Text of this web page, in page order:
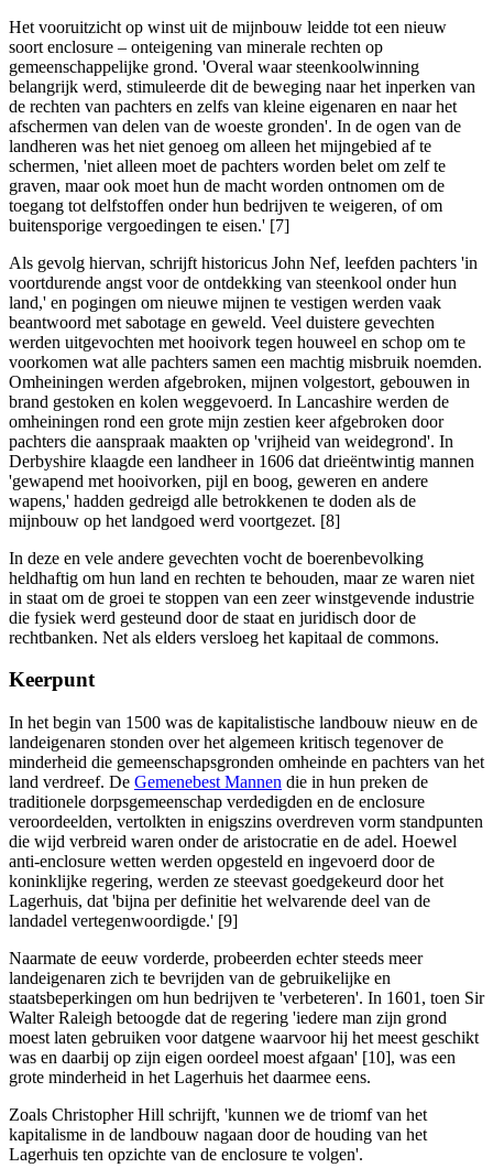
Het vooruitzicht op winst uit de mijnbouw leidde tot een nieuw
soort enclosure – onteigening van minerale rechten op
gemeenschappelijke grond. 'Overal waar steenkoolwinning
belangrijk werd, stimuleerde dit de beweging naar het inperken van
de rechten van pachters en zelfs van kleine eigenaren en naar het
afschermen van delen van de woeste gronden'. In de ogen van de
landheren was het niet genoeg om alleen het mijngebied af te
schermen, 'niet alleen moet de pachters worden belet om zelf te
graven, maar ook moet hun de macht worden ontnomen om de
toegang tot delfstoffen onder hun bedrijven te weigeren, of om
buitensporige vergoedingen te eisen.' [7]
Als gevolg hiervan, schrijft historicus John Nef, leefden pachters 'in
voortdurende angst voor de ontdekking van steenkool onder hun
land,' en pogingen om nieuwe mijnen te vestigen werden vaak
beantwoord met sabotage en geweld. Veel duistere gevechten
werden uitgevochten met hooivork tegen houweel en schop om te
voorkomen wat alle pachters samen een machtig misbruik noemden.
Omheiningen werden afgebroken, mijnen volgestort, gebouwen in
brand gestoken en kolen weggevoerd. In Lancashire werden de
omheiningen rond een grote mijn zestien keer afgebroken door
pachters die aanspraak maakten op 'vrijheid van weidegrond'. In
Derbyshire klaagde een landheer in 1606 dat drieëntwintig mannen
'gewapend met hooivorken, pijl en boog, geweren en andere
wapens,' hadden gedreigd alle betrokkenen te doden als de
mijnbouw op het landgoed werd voortgezet. [8]
In deze en vele andere gevechten vocht de boerenbevolking
heldhaftig om hun land en rechten te behouden, maar ze waren niet
in staat om de groei te stoppen van een zeer winstgevende industrie
die fysiek werd gesteund door de staat en juridisch door de
rechtbanken. Net als elders versloeg het kapitaal de commons.
Keerpunt
In het begin van 1500 was de kapitalistische landbouw nieuw en de
landeigenaren stonden over het algemeen kritisch tegenover de
minderheid die gemeenschapsgronden omheinde en pachters van het
land verdreef. De Gemenebest Mannen die in hun preken de
traditionele dorpsgemeenschap verdedigden en de enclosure
veroordeelden, vertolkten in enigszins overdreven vorm standpunten
die wijd verbreid waren onder de aristocratie en de adel. Hoewel
anti-enclosure wetten werden opgesteld en ingevoerd door de
koninklijke regering, werden ze steevast goedgekeurd door het
Lagerhuis, dat 'bijna per definitie het welvarende deel van de
landadel vertegenwoordigde.' [9]
Naarmate de eeuw vorderde, probeerden echter steeds meer
landeigenaren zich te bevrijden van de gebruikelijke en
staatsbeperkingen om hun bedrijven te 'verbeteren'. In 1601, toen Sir
Walter Raleigh betoogde dat de regering 'iedere man zijn grond
moest laten gebruiken voor datgene waarvoor hij het meest geschikt
was en daarbij op zijn eigen oordeel moest afgaan' [10], was een
grote minderheid in het Lagerhuis het daarmee eens.
Zoals Christopher Hill schrijft, 'kunnen we de triomf van het
kapitalisme in de landbouw nagaan door de houding van het
Lagerhuis ten opzichte van de enclosure te volgen'.